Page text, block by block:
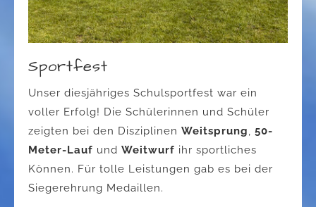
Sportfest
Unser diesjähriges Schulsportfest war ein
voller Erfolg! Die Schülerinnen und Schüler
zeigten bei den Disziplinen Weitsprung, 50-
Meter-Lauf und Weitwurf ihr sportliches
Können. Für tolle Leistungen gab es bei der
Siegerehrung Medaillen.